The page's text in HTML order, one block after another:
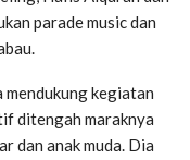
parade music dan
mendukung kegiatan
ditengah maraknya
dan anak muda. Dia